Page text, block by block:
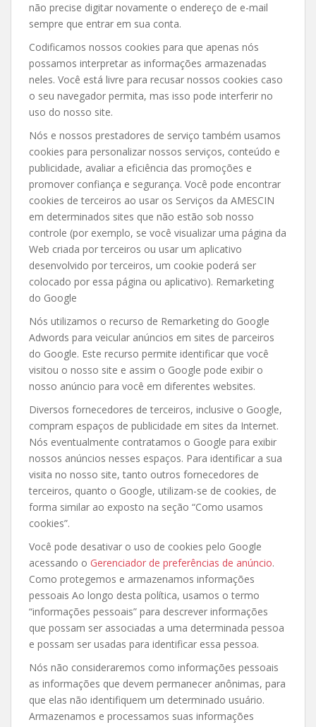
não precise digitar novamente o endereço de e-mail
sempre que entrar em sua conta.
Codificamos nossos cookies para que apenas nós
possamos interpretar as informações armazenadas
neles. Você está livre para recusar nossos cookies caso
o seu navegador permita, mas isso pode interferir no
uso do nosso site.
Nós e nossos prestadores de serviço também usamos
cookies para personalizar nossos serviços, conteúdo e
publicidade, avaliar a eficiência das promoções e
promover confiança e segurança. Você pode encontrar
cookies de terceiros ao usar os Serviços da AMESCIN
em determinados sites que não estão sob nosso
controle (por exemplo, se você visualizar uma página da
Web criada por terceiros ou usar um aplicativo
desenvolvido por terceiros, um cookie poderá ser
colocado por essa página ou aplicativo). Remarketing
do Google
Nós utilizamos o recurso de Remarketing do Google
Adwords para veicular anúncios em sites de parceiros
do Google. Este recurso permite identificar que você
visitou o nosso site e assim o Google pode exibir o
nosso anúncio para você em diferentes websites.
Diversos fornecedores de terceiros, inclusive o Google,
compram espaços de publicidade em sites da Internet.
Nós eventualmente contratamos o Google para exibir
nossos anúncios nesses espaços. Para identificar a sua
visita no nosso site, tanto outros fornecedores de
terceiros, quanto o Google, utilizam-se de cookies, de
forma similar ao exposto na seção “Como usamos
cookies”.
Você pode desativar o uso de cookies pelo Google
acessando o Gerenciador de preferências de anúncio.
Como protegemos e armazenamos informações
pessoais Ao longo desta política, usamos o termo
“informações pessoais” para descrever informações
que possam ser associadas a uma determinada pessoa
e possam ser usadas para identificar essa pessoa.
Nós não consideraremos como informações pessoais
as informações que devem permanecer anônimas, para
que elas não identifiquem um determinado usuário.
Armazenamos e processamos suas informações